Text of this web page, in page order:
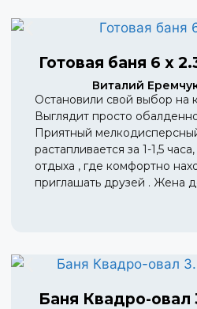
Готовая баня 6 х
Виталий
Остановили свой выбор на
Выглядит просто
Приятный
растапливается за 1-1,5
отдыха , где комфортно
приглашать друзей . Жена
Баня Квадро-овал